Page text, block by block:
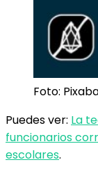
Foto:
Puedes ver: La
funcionarios
escolares.